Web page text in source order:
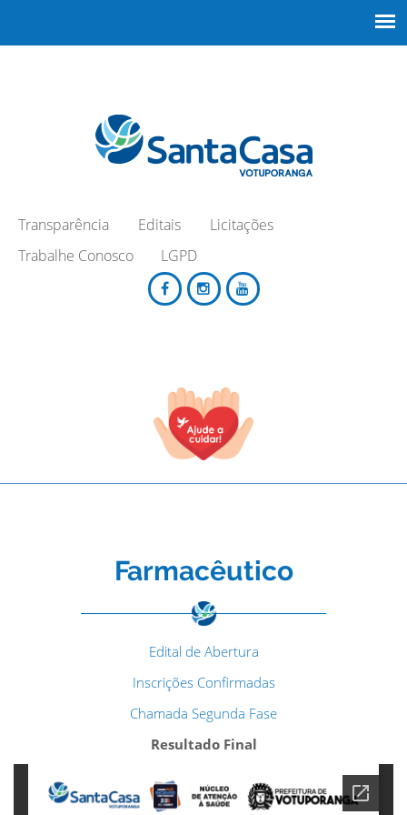
Transparência Editais
Licitações
Trabalhe Conosco
LGPD
TODOS OS CAMPOS SÃO OBRIGATÓRIOS.
Farmacêutico
Edital de Abertura
Inscrições Confirmadas
Chamada Segunda Fase
Resultado Final